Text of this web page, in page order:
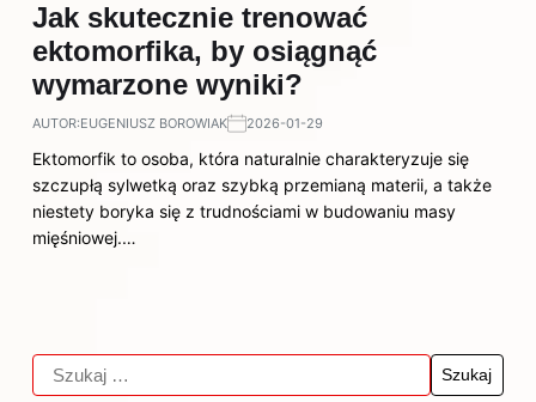
Jak skutecznie trenować
ektomorfika, by osiągnąć
wymarzone wyniki?
AUTOR:EUGENIUSZ BOROWIAK 2026-01-29
Ektomorfik to osoba, która naturalnie charakteryzuje się
szczupłą sylwetką oraz szybką przemianą materii, a także
niestety boryka się z trudnościami w budowaniu masy
mięśniowej.…